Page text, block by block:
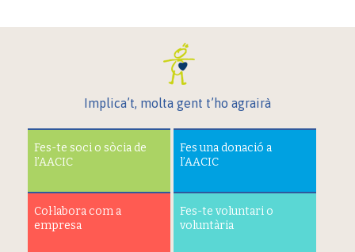
Implica’t, molta gent t’ho agrairà
Fes-te soci o sòcia de
l’AACIC
Fes una donació a
l’AACIC
Col·labora com a
empresa
Fes-te voluntari o
voluntària